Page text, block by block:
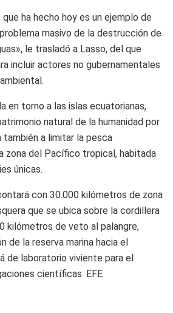
ha hecho hoy es un ejemplo de
masivo de la destrucción de
le trasladó a Lasso, del que
incluir actores no gubernamentales
en torno a las islas ecuatorianas,
natural de la humanidad por
también a limitar la pesca
zona del Pacífico tropical, habitada
únicas.
con 30.000 kilómetros de zona
que se ubica sobre la cordillera
kilómetros de veto al palangre,
de la reserva marina hacia el
de laboratorio viviente para el
científicas. EFE